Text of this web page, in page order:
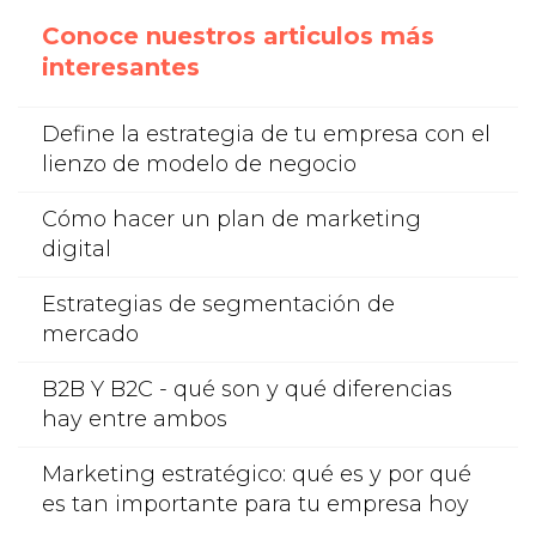
Conoce nuestros articulos más
interesantes
Define la estrategia de tu empresa con el
lienzo de modelo de negocio
Cómo hacer un plan de marketing
digital
Estrategias de segmentación de
mercado
B2B Y B2C - qué son y qué diferencias
hay entre ambos
Marketing estratégico: qué es y por qué
es tan importante para tu empresa hoy